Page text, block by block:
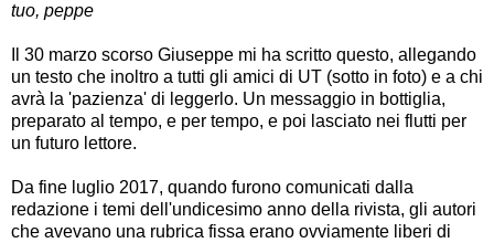
tuo, peppe
Il 30 marzo scorso Giuseppe mi ha scritto questo, allegando
un testo che inoltro a tutti gli amici di UT (sotto in foto) e a chi
avrà la 'pazienza' di leggerlo. Un messaggio in bottiglia,
preparato al tempo, e per tempo, e poi lasciato nei flutti per
un futuro lettore.
Da fine luglio 2017, quando furono comunicati dalla
redazione i temi dell'undicesimo anno della rivista, gli autori
che avevano una rubrica fissa erano ovviamente liberi di